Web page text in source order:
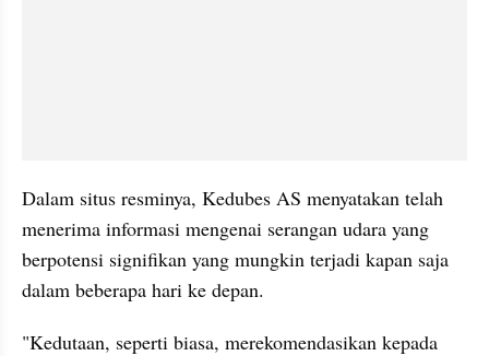
Dalam situs resminya, Kedubes AS menyatakan telah
menerima informasi mengenai serangan udara yang
berpotensi signifikan yang mungkin terjadi kapan saja
dalam beberapa hari ke depan.
"Kedutaan, seperti biasa, merekomendasikan kepada